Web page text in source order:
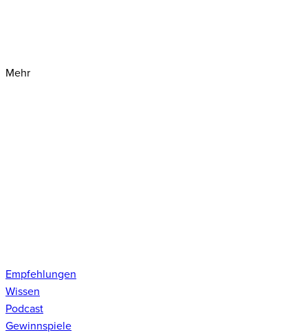
Mehr
Empfehlungen
Wissen
Podcast
Gewinnspiele